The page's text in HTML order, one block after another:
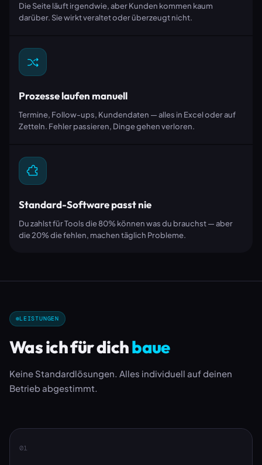
Die Seite läuft irgendwie, aber Kunden kommen kaum
darüber. Sie wirkt veraltet oder überzeugt nicht.
Prozesse laufen manuell
Termine, Follow-ups, Kundendaten — alles in Excel oder auf
Zetteln. Fehler passieren, Dinge gehen verloren.
Standard-Software passt nie
Du zahlst für Tools die 80% können was du brauchst — aber
die 20% die fehlen, machen täglich Probleme.
LEISTUNGEN
Was ich für dichbaue
Keine Standardlösungen. Alles individuell auf deinen
Betrieb abgestimmt.
01